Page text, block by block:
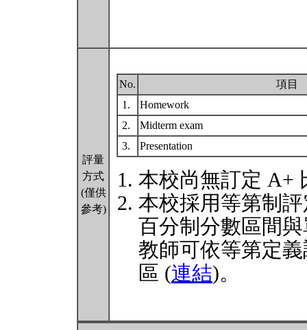
評量
方式
(僅供
參考)
No.
項目
1.
Homework
2.
Midterm exam
3.
Presentation
本校尚無訂定 A+
本校採用等第制
百分制分數區間
教師可依等第定
區 (連結)。